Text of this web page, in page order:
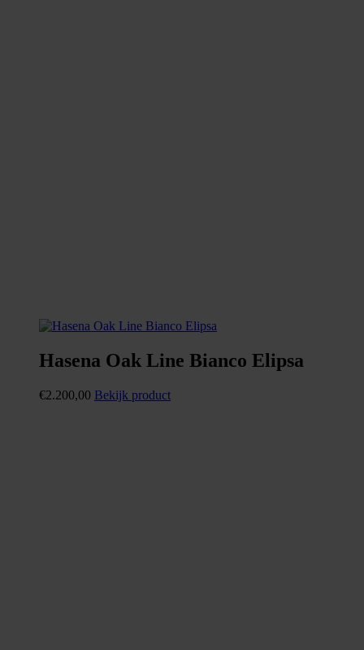
Hasena Oak Line Bianco Elipsa
€2.200,00 Bekijk product